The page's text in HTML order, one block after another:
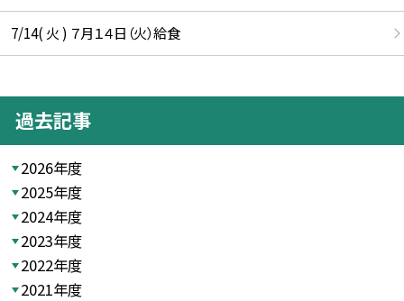
7/14( 火 ) ７月１４日（火）給食
過去記事
2026年度
2025年度
2024年度
2023年度
2022年度
2021年度